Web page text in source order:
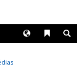
Liens
Langues